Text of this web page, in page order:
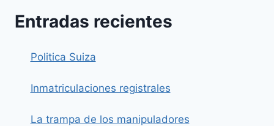
Entradas recientes
Politica Suiza
Inmatriculaciones registrales
La trampa de los manipuladores